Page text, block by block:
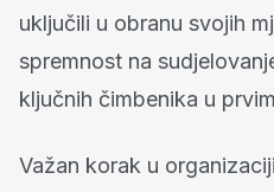
uključili u obranu svojih
spremnost na
ključnih čimbenika u
Važan korak u